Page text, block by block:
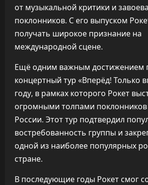
от музыкальной критики и
поклонников. С его выпуском
получать широкое признание на
международной сцене.
Ещё одним важным достижением
концертный тур «Вперёд! Только
году, в рамках которого Рокет
огромными толпами поклонников
России. Этот тур подтвердил
востребованность группы и
одной из наиболее популярных
стране.
В последующие годы Рокет смог